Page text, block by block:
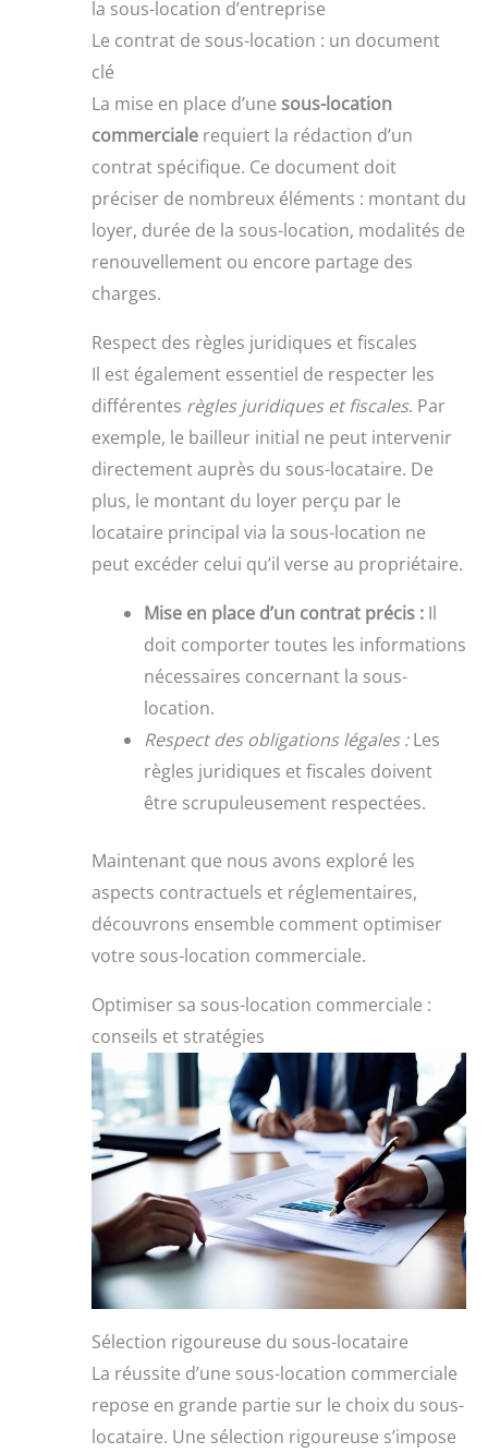
la sous-location d’entreprise
Le contrat de sous-location : un document
clé
La mise en place d’une sous-location
commerciale requiert la rédaction d’un
contrat spécifique. Ce document doit
préciser de nombreux éléments : montant du
loyer, durée de la sous-location, modalités de
renouvellement ou encore partage des
charges.
Respect des règles juridiques et fiscales
Il est également essentiel de respecter les
différentes règles juridiques et fiscales. Par
exemple, le bailleur initial ne peut intervenir
directement auprès du sous-locataire. De
plus, le montant du loyer perçu par le
locataire principal via la sous-location ne
peut excéder celui qu’il verse au propriétaire.
Mise en place d’un contrat précis : Il
doit comporter toutes les informations
nécessaires concernant la sous-
location.
Respect des obligations légales :Les
règles juridiques et fiscales doivent
être scrupuleusement respectées.
Maintenant que nous avons exploré les
aspects contractuels et réglementaires,
découvrons ensemble comment optimiser
votre sous-location commerciale.
Optimiser sa sous-location commerciale :
conseils et stratégies
Sélection rigoureuse du sous-locataire
La réussite d’une sous-location commerciale
repose en grande partie sur le choix du sous-
locataire. Une sélection rigoureuse s’impose